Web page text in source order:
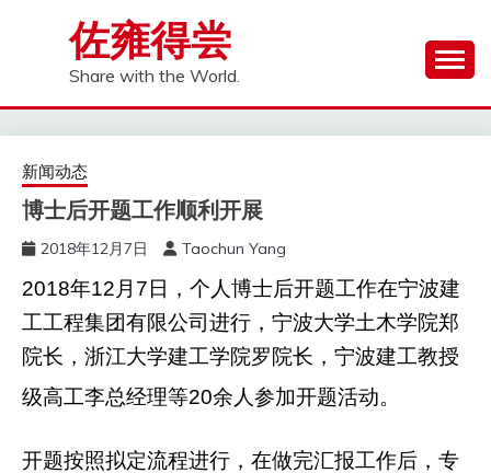
佐雍得尝
Share with the World.
新闻动态
博士后开题工作顺利开展
2018年12月7日 Taochun Yang
2018年12 月 7 日，个人博士后开题工作在宁波建
工工程集团有限公司进行，宁波大学土木学院郑
院长，浙江大学建工学院罗院长，宁波建工教授
级高工李总经理等20余人参加开题活动。
开题按照拟定流程进行，在做完汇报工作后，专